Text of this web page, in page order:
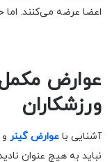
اعضا عرضه می‌کنند. اما
عوارض مکمل
ورزشکاران
آشنایی با عوارض گینر
نباید به هیچ عنوان